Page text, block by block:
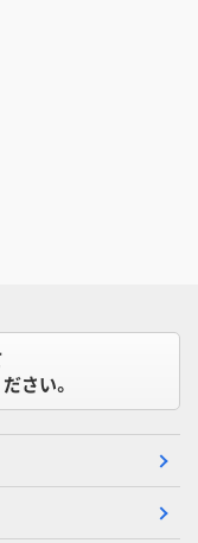
さい。